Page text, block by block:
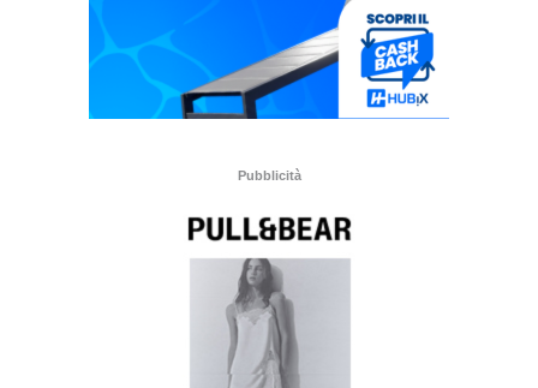
Pubblicità